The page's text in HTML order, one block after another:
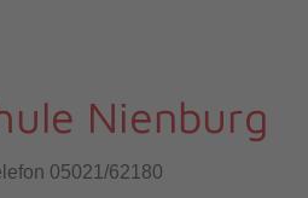
Nienburg
05021/62180